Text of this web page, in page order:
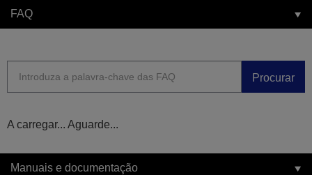
FAQ
Procurar
A carregar... Aguarde...
Manuais e documentação